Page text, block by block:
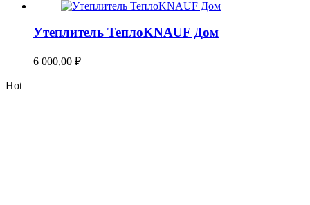
Утеплитель ТеплоKNAUF Дом
6 000,00 ₽
Hot